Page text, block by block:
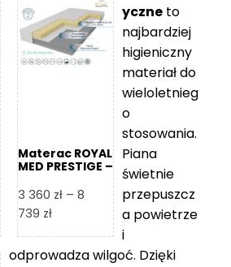
Materac ROYAL
MED PRESTIGE –
3 360 zł – 8
739 złZakres
od
yczne to
najbardziej
higieniczny
materiał do
wieloletnieg
o
stosowania.
Piana
świetnie
przepuszcz
a powietrze
i
odprowadza wilgoć. Dzięki